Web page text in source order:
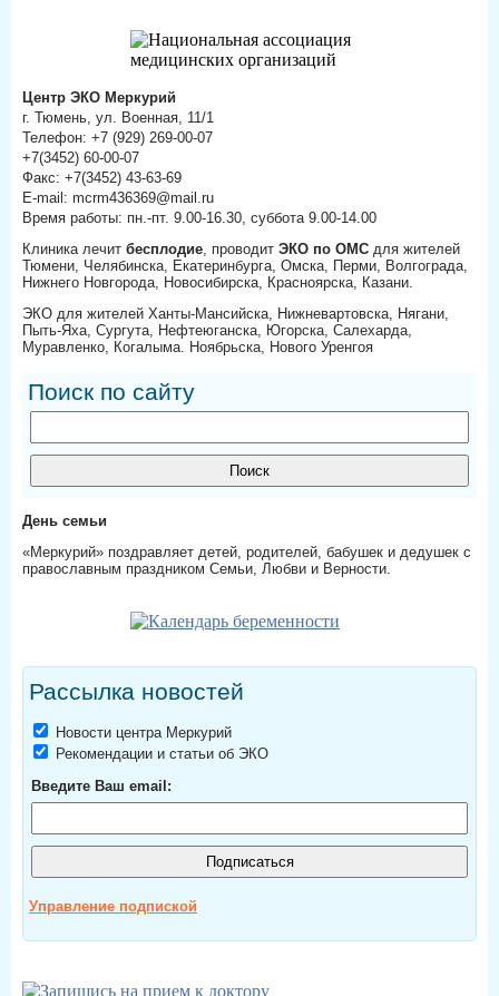
Центр ЭКО Меркурий
г. Тюмень, ул. Военная, 11/1
Телефон: +7 (929) 269-00-07
+7(3452) 60-00-07
Факс: +7(3452) 43-63-69
E-mail: mcrm436369@mail.ru
Время работы: пн.-пт. 9.00-16.30, суббота 9.00-14.00
Клиника лечит бесплодие, проводит ЭКО по ОМС для жителей
Тюмени, Челябинска, Екатеринбурга, Омска, Перми, Волгограда,
Нижнего Новгорода, Новосибирска, Красноярска, Казани.
ЭКО для жителей Ханты-Мансийска, Нижневартовска, Нягани,
Пыть-Яха, Сургута, Нефтеюганска, Югорска, Салехарда,
Муравленко, Когалыма. Ноябрьска, Нового Уренгоя
Поиск по сайту
День семьи
«Меркурий» поздравляет детей, родителей, бабушек и дедушек с
православным праздником Семьи, Любви и Верности.
Рассылка новостей
Новости центра Меркурий
Рекомендации и статьи об ЭКО
Введите Ваш email:
Управление подпиской